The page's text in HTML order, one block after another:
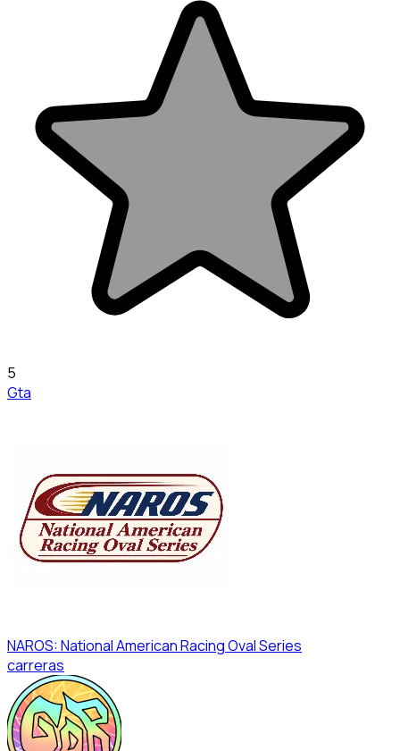
5
Gta
NAROS: National American Racing Oval Series
carreras